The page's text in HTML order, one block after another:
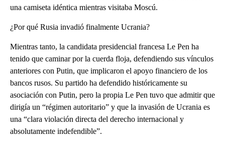
una camiseta idéntica mientras visitaba Moscú.
¿Por qué Rusia invadió finalmente Ucrania?
Mientras tanto, la candidata presidencial francesa Le Pen ha
tenido que caminar por la cuerda floja, defendiendo sus vínculos
anteriores con Putin, que implicaron el apoyo financiero de los
bancos rusos. Su partido ha defendido históricamente su
asociación con Putin, pero la propia Le Pen tuvo que admitir que
dirigía un “régimen autoritario” y que la invasión de Ucrania es
una “clara violación directa del derecho internacional y
absolutamente indefendible”.